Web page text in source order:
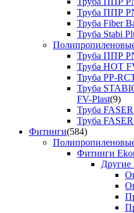
Труба ППР
Труба Fiber
Труба Stabi
Труба ППР
Труба HOT
Труба PP-
Труба
FV-Plast(9)
Труба
Труба
Фитинги(584)
Фитинги
Другие